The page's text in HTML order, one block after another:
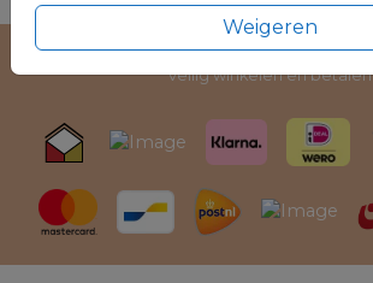
Weigeren
Veilig winkelen en betalen